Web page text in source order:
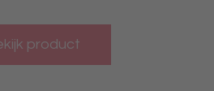
product